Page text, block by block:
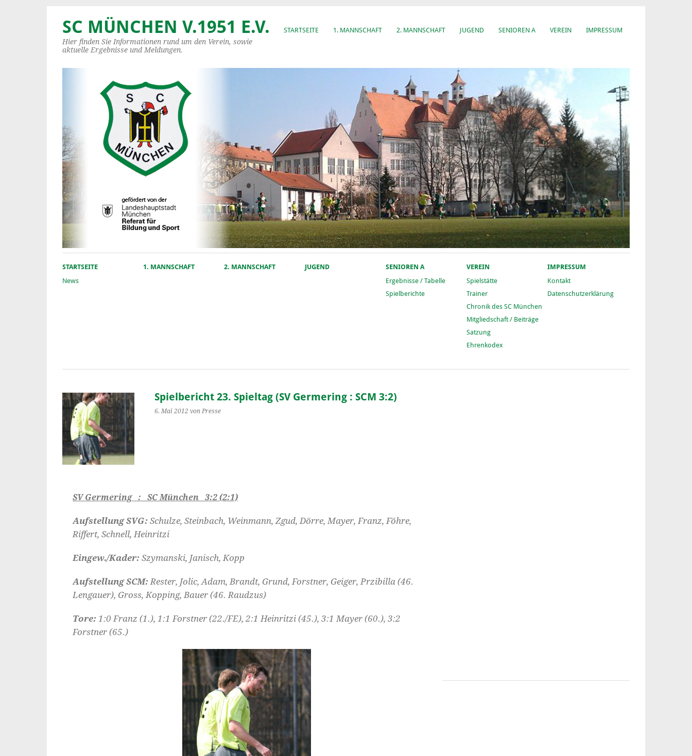
STARTSEITE 1. MANNSCHAFT 2. MANNSCHAFT JUGEND SENIOREN A VEREIN IMPRESSUM
SC MÜNCHEN V.1951 E.V.
Hier finden Sie Informationen rund um den Verein, sowie
aktuelle Ergebnisse und Meldungen.
STARTSEITE
News
1. MANNSCHAFT 2. MANNSCHAFT JUGEND
SENIOREN A
Ergebnisse / Tabelle
Spielberichte
VEREIN
Spielstätte
Trainer
Chronik des SC München
Mitgliedschaft / Beiträge
Satzung
Ehrenkodex
IMPRESSUM
Kontakt
Datenschutzerklärung
Spielbericht 23. Spieltag (SV Germering : SCM 3:2)
6. Mai 2012 von Presse
SV Germering : SC München 3:2 (2:1)
Aufstellung SVG: Schulze, Steinbach, Weinmann, Zgud, Dörre, Mayer, Franz, Föhre,
Riffert, Schnell, Heinritzi
Eingew./Kader: Szymanski, Janisch, Kopp
Aufstellung SCM:Rester, Jolic, Adam, Brandt, Grund, Forstner, Geiger, Przibilla (46.
Lengauer), Gross, Kopping, Bauer (46. Raudzus)
Tore: 1:0 Franz (1.), 1:1 Forstner (22./FE), 2:1 Heinritzi (45.), 3:1 Mayer (60.), 3:2
Forstner (65.)